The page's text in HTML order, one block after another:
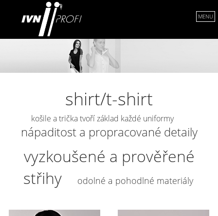
MENU
shirt/t-shirt
košile a trička tvoří základ každé uniformy
nápaditost a propracované detaily
vyzkoušené a prověřené
střihy
odolné a pohodlné materiály